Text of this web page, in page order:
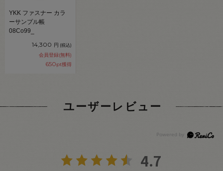
YKK ファスナー カラ
ーサンプル帳
08Co99_
14,300 円 (税込)
会員登録(無料)
650pt獲得
ユーザーレビュー
4.7